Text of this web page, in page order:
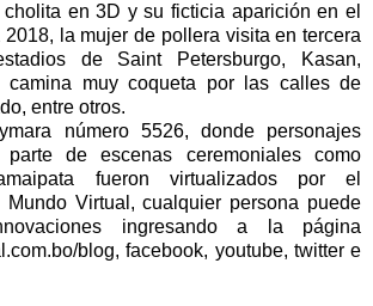
en 3D y su ficticia aparición en el
la mujer de pollera visita en tercera
de Saint Petersburgo, Kasan,
camina muy coqueta por las calles de
entre otros.
número 5526, donde personajes
parte de escenas ceremoniales como
fueron virtualizados por el
Mundo Virtual, cualquier persona puede
ingresando a la página
blog, facebook, youtube, twitter e